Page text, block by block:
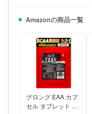
Amazonの商品一覧
グロング EAA カプ
セル タブレット サ